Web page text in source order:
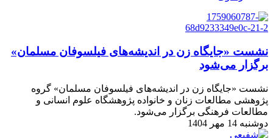
نشست «جایگاه زن در اندیشه‌های فیلسوفان مسلمان»
برگزار می‌شود
نشست «جایگاه زن در اندیشه‌های فیلسوفان مسلمان» گروه
پژوهشی مطالعات زنان و خانواده پژوهشگاه علوم انسانی و
مطالعات فرهنگی برگزار می‌شود.
دوشنبه 14 مهر 1404